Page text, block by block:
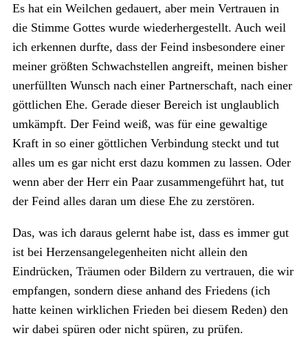
Es hat ein Weilchen gedauert, aber mein Vertrauen in
die Stimme Gottes wurde wiederhergestellt. Auch weil
ich erkennen durfte, dass der Feind insbesondere einer
meiner größten Schwachstellen angreift, meinen bisher
unerfüllten Wunsch nach einer Partnerschaft, nach einer
göttlichen Ehe. Gerade dieser Bereich ist unglaublich
umkämpft. Der Feind weiß, was für eine gewaltige
Kraft in so einer göttlichen Verbindung steckt und tut
alles um es gar nicht erst dazu kommen zu lassen. Oder
wenn aber der Herr ein Paar zusammengeführt hat, tut
der Feind alles daran um diese Ehe zu zerstören.
Das, was ich daraus gelernt habe ist, dass es immer gut
ist bei Herzensangelegenheiten nicht allein den
Eindrücken, Träumen oder Bildern zu vertrauen, die wir
empfangen, sondern diese anhand des Friedens (ich
hatte keinen wirklichen Frieden bei diesem Reden) den
wir dabei spüren oder nicht spüren, zu prüfen.